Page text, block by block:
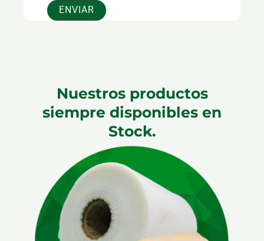
ENVIAR
Nuestros productos
siempre disponibles en
Stock.